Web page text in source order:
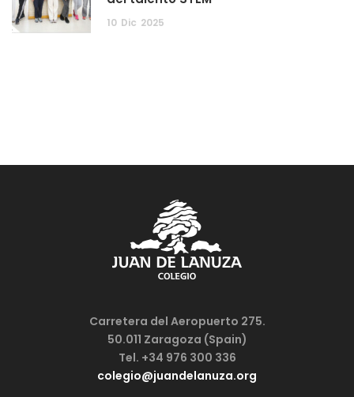
10 Dic 2025
Carretera del Aeropuerto 275.
50.011 Zaragoza (Spain)
Tel. +34 976 300 336
colegio@juandelanuza.org